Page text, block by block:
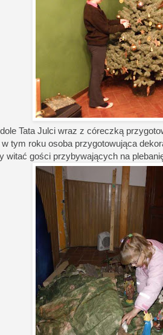
Tata Julci wraz z córeczką
tym roku osoba przygotowująca
witać gości przybywających na